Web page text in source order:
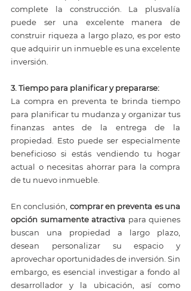
complete la construcción. La plusvalía
puede ser una excelente manera de
construir riqueza a largo plazo, es por esto
que adquirir un inmueble es una excelente
inversión.
3. Tiempo para planificar y prepararse:
La compra en preventa te brinda tiempo
para planificar tu mudanza y organizar tus
finanzas antes de la entrega de la
propiedad. Esto puede ser especialmente
beneficioso si estás vendiendo tu hogar
actual o necesitas ahorrar para la compra
de tu nuevo inmueble.
En conclusión, comprar en preventa es una
opción sumamente atractiva para quienes
buscan una propiedad a largo plazo,
desean personalizar su espacio y
aprovechar oportunidades de inversión. Sin
embargo, es esencial investigar a fondo al
desarrollador y la ubicación, así como